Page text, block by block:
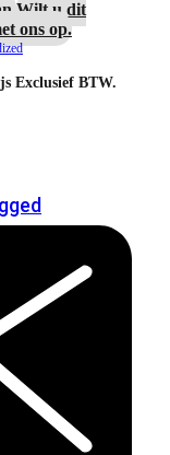
Wilt u dit
ons op.
Exclusief BTW.